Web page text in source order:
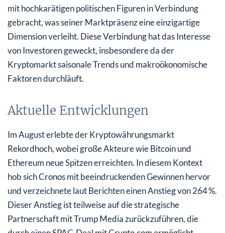
mit hochkarätigen politischen Figuren in Verbindung
gebracht, was seiner Marktpräsenz eine einzigartige
Dimension verleiht. Diese Verbindung hat das Interesse
von Investoren geweckt, insbesondere da der
Kryptomarkt saisonale Trends und makroökonomische
Faktoren durchläuft.
Aktuelle Entwicklungen
Im August erlebte der Kryptowährungsmarkt
Rekordhoch, wobei große Akteure wie Bitcoin und
Ethereum neue Spitzen erreichten. In diesem Kontext
hob sich Cronos mit beeindruckenden Gewinnen hervor
und verzeichnete laut Berichten einen Anstieg von 264 %.
Dieser Anstieg ist teilweise auf die strategische
Partnerschaft mit Trump Media zurückzuführen, die